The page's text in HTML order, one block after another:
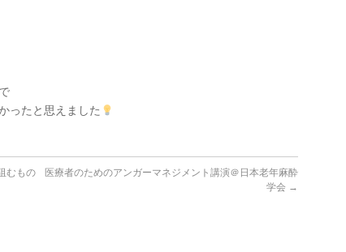
ったと思えました
むもの
医療者のためのアンガーマネジメント講演＠日本老年麻酔
学会 →